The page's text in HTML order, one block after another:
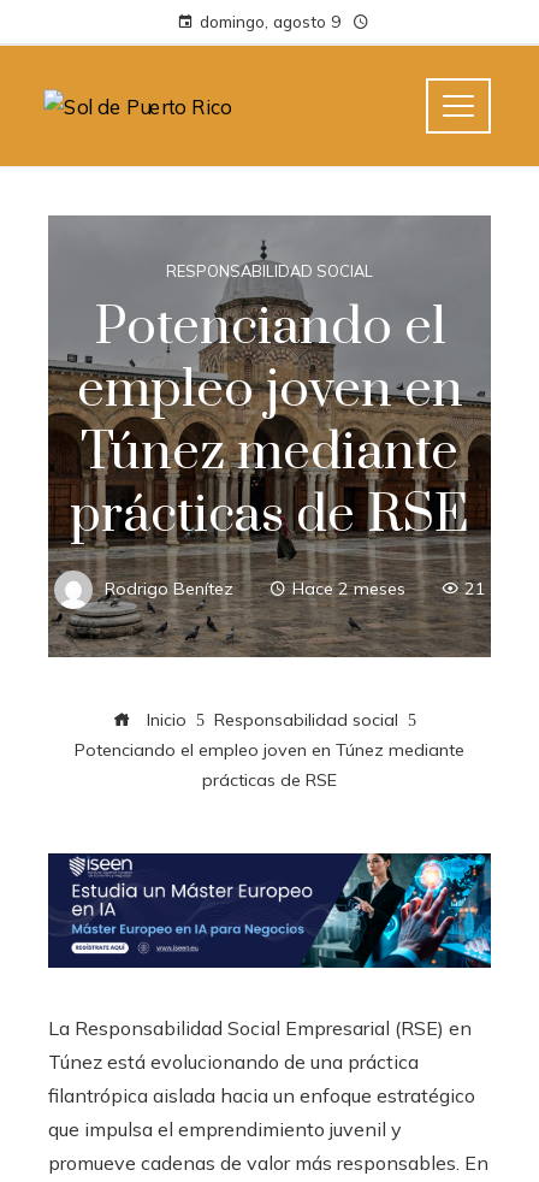
domingo, agosto 9
RESPONSABILIDAD SOCIAL
Potenciando el
empleo joven en
Túnez mediante
prácticas de RSE
Rodrigo Benítez Hace 2 meses 21
Inicio
Responsabilidad social
Potenciando el empleo joven en Túnez mediante
prácticas de RSE
La Responsabilidad Social Empresarial (RSE) en
Túnez está evolucionando de una práctica
filantrópica aislada hacia un enfoque estratégico
que impulsa el emprendimiento juvenil y
promueve cadenas de valor más responsables. En